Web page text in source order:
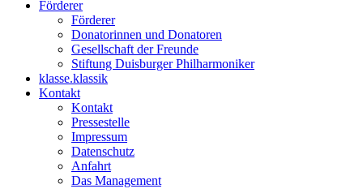
Förderer
Förderer
Donatorinnen und Donatoren
Gesellschaft der Freunde
Stiftung Duisburger Philharmoniker
klasse.klassik
Kontakt
Kontakt
Pressestelle
Impressum
Datenschutz
Anfahrt
Das Management